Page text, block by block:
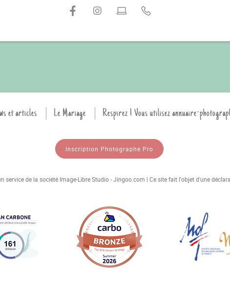
et articles Le Mariage Respirez ! Vous utilisez annuaire-
Inscription Photographe Pro
service de la société Image-Libre Studio - Jingoo.com | Ce site fait l'objet d'une